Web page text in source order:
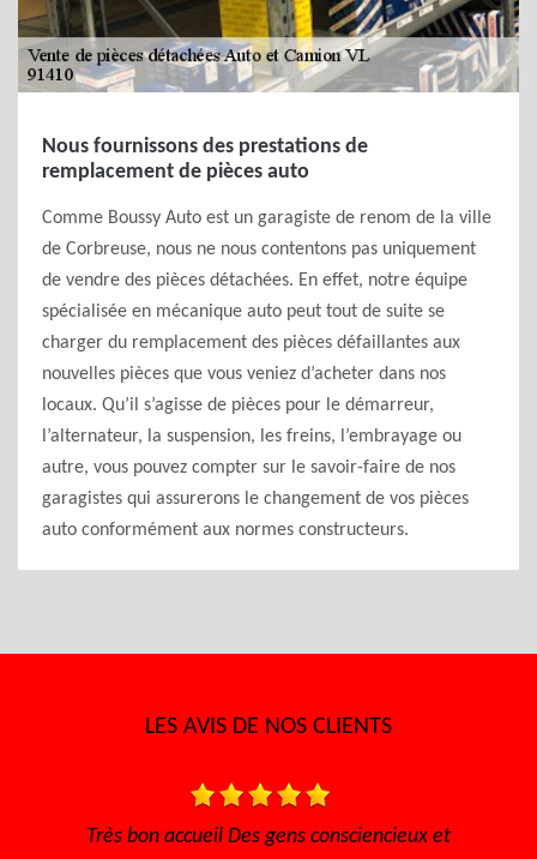
Nous fournissons des prestations de
remplacement de pièces auto
Comme Boussy Auto est un garagiste de renom de la ville
de Corbreuse, nous ne nous contentons pas uniquement
de vendre des pièces détachées. En effet, notre équipe
spécialisée en mécanique auto peut tout de suite se
charger du remplacement des pièces défaillantes aux
nouvelles pièces que vous veniez d’acheter dans nos
locaux. Qu’il s’agisse de pièces pour le démarreur,
l’alternateur, la suspension, les freins, l’embrayage ou
autre, vous pouvez compter sur le savoir-faire de nos
garagistes qui assurerons le changement de vos pièces
auto conformément aux normes constructeurs.
LES AVIS DE NOS CLIENTS
Très bon accueil Des gens consciencieux et